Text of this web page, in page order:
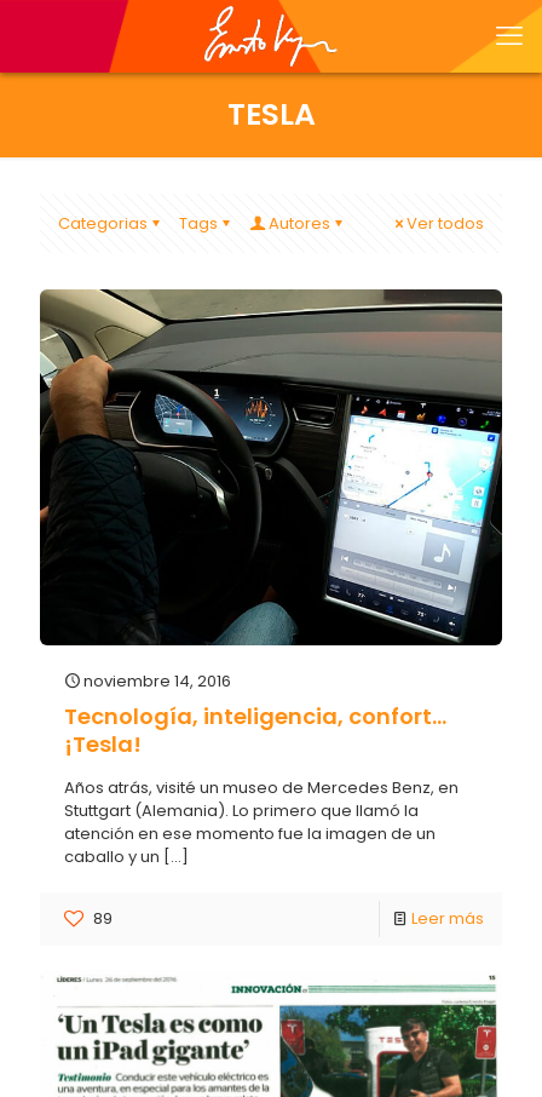
TESLA
Categorias Tags Autores Ver todos
noviembre 14, 2016
Tecnología, inteligencia, confort…
¡Tesla!
Años atrás, visité un museo de Mercedes Benz, en
Stuttgart (Alemania). Lo primero que llamó la
atención en ese momento fue la imagen de un
caballo y un […]
89 Leer más